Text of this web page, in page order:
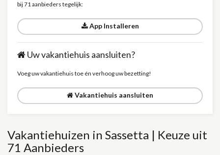
bij 71 aanbieders tegelijk:
App Installeren
Uw vakantiehuis aansluiten?
Voeg uw vakantiehuis toe én verhoog uw bezetting!
Vakantiehuis aansluiten
Vakantiehuizen in Sassetta | Keuze uit
71 Aanbieders